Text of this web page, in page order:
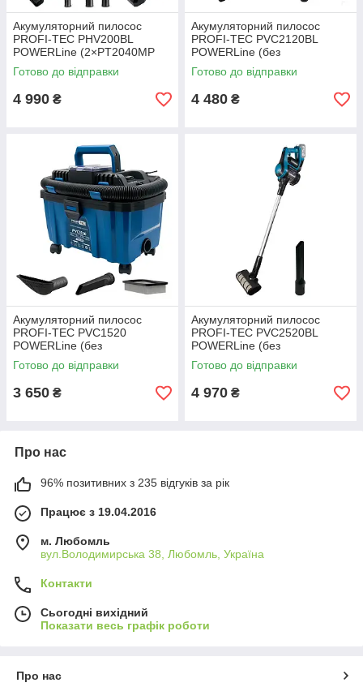
Акумуляторний пилосос
PROFI-TEC PHV200BL
POWERLine (2×PT2040MP
(4.0 Аг), зарядний пристрій)
Готово до відправки
4 990 ₴
Акумуляторний пилосос
PROFI-TEC PVC2120BL
POWERLine (без
акумулятора та зарядного
пристрою)
Готово до відправки
4 480 ₴
Акумуляторний пилосос
PROFI-TEC PVC1520
POWERLine (без
акумулятора та зарядного
пристрою)
Готово до відправки
3 650 ₴
Акумуляторний пилосос
PROFI-TEC PVC2520BL
POWERLine (без
акумулятора та зарядного
пристрою)
Готово до відправки
4 970 ₴
Про нас
96% позитивних з 235 відгуків за рік
Працює з 19.04.2016
м. Любомль
вул.Володимирська 38, Любомль, Україна
Контакти
Сьогодні вихідний
Показати весь графік роботи
Про нас